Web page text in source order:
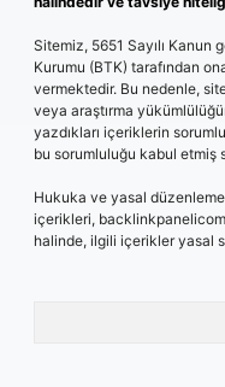
Sitemiz, 5651 Sayılı
Kurumu (BTK) tarafından
vermektedir. Bu nedenle,
veya araştırma
yazdıkları içeriklerin
bu sorumluluğu kabul etmiş
Hukuka ve yasal
içerikleri,
halinde, ilgili içerikler yasal